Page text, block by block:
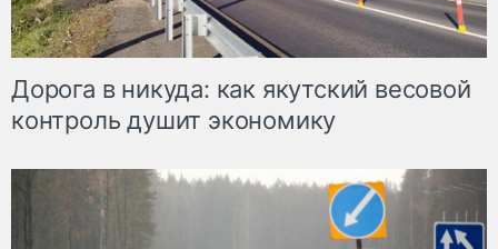
Дорога в никуда: как якутский весовой
контроль душит экономику